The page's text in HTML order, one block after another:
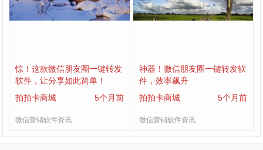
惊！这款微信朋友圈一键转发
软件，让分享如此简单！
拍拍卡商城
5个月前
微信营销软件资讯
神器！微信朋友圈一键转发软
件，效率飙升
拍拍卡商城
5个月前
微信营销软件资讯